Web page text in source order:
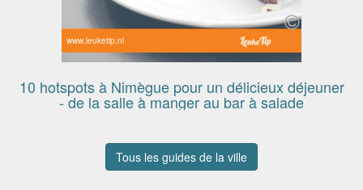
www.leuketip.nl
10 hotspots à Nimègue pour un délicieux déjeuner
- de la salle à manger au bar à salade
Tous les guides de la ville